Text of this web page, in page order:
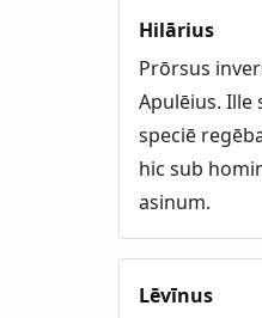
Hilārius
Prōrsus
Apulēius. Ille
speciē
hic sub
asinum.
Lēvīnus